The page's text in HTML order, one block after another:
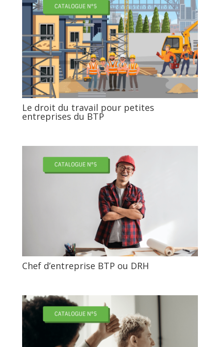
Le droit du travail pour petites
entreprises du BTP
Chef d’entreprise BTP ou DRH